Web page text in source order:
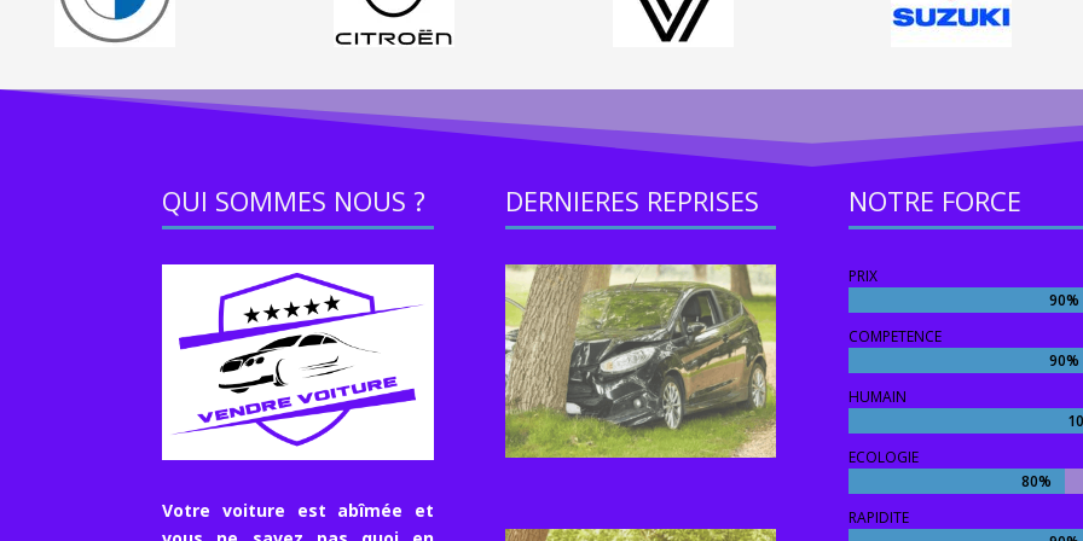
QUI SOMMES NOUS ?
Votre voiture est abîmée et
DERNIERES REPRISES NOTRE FORCE
PRIX
90%
90%
COMPETENCE
90%
90%
HUMAIN
ECOLOGIE
80%
80%
RAPIDITE